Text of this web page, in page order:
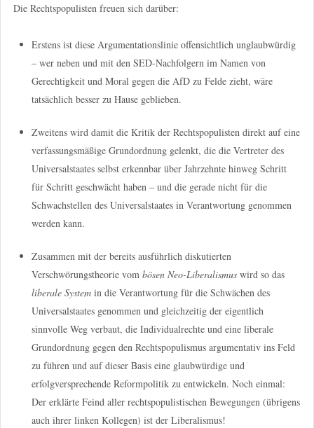
Die Rechtspopulisten freuen sich darüber:
Erstens ist diese Argumentationslinie offensichtlich unglaubwürdig
– wer neben und mit den SED-Nachfolgern im Namen von
Gerechtigkeit und Moral gegen die AfD zu Felde zieht, wäre
tatsächlich besser zu Hause geblieben.
Zweitens wird damit die Kritik der Rechtspopulisten direkt auf eine
verfassungsmäßige Grundordnung gelenkt, die die Vertreter des
Universalstaates selbst erkennbar über Jahrzehnte hinweg Schritt
für Schritt geschwächt haben – und die gerade nicht für die
Schwachstellen des Universalstaates in Verantwortung genommen
werden kann.
Zusammen mit der bereits ausführlich diskutierten
Verschwörungstheorie vom bösen Neo-Liberalismuswird so das
liberale Systemin die Verantwortung für die Schwächen des
Universalstaates genommen und gleichzeitig der eigentlich
sinnvolle Weg verbaut, die Individualrechte und eine liberale
Grundordnung gegen den Rechtspopulismus argumentativ ins Feld
zu führen und auf dieser Basis eine glaubwürdige und
erfolgversprechende Reformpolitik zu entwickeln. Noch einmal:
Der erklärte Feind aller rechtspopulistischen Bewegungen (übrigens
auch ihrer linken Kollegen) ist der Liberalismus!